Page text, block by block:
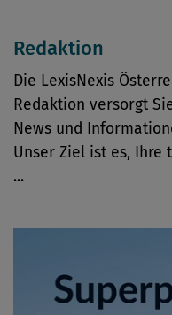
Redaktion
Die LexisNexis
Redaktion versorgt
News und
Unser Ziel ist es, Ihre
...